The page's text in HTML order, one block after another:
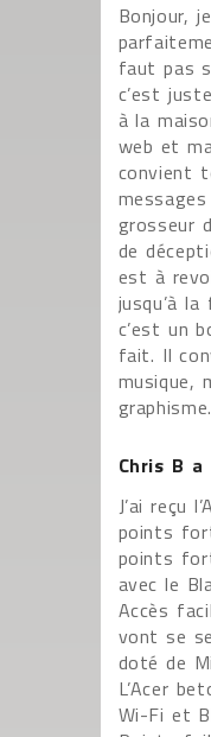
Bonjour,
faut pas
c’est
à la
web et
convient
grosseur
de
est à
jusqu’à
c’est un
fait. Il
musique,
graphisme.
Chris B a
J’ai reçu
points
points
avec le
Accès
vont se
doté de
L’Acer
Wi-Fi et